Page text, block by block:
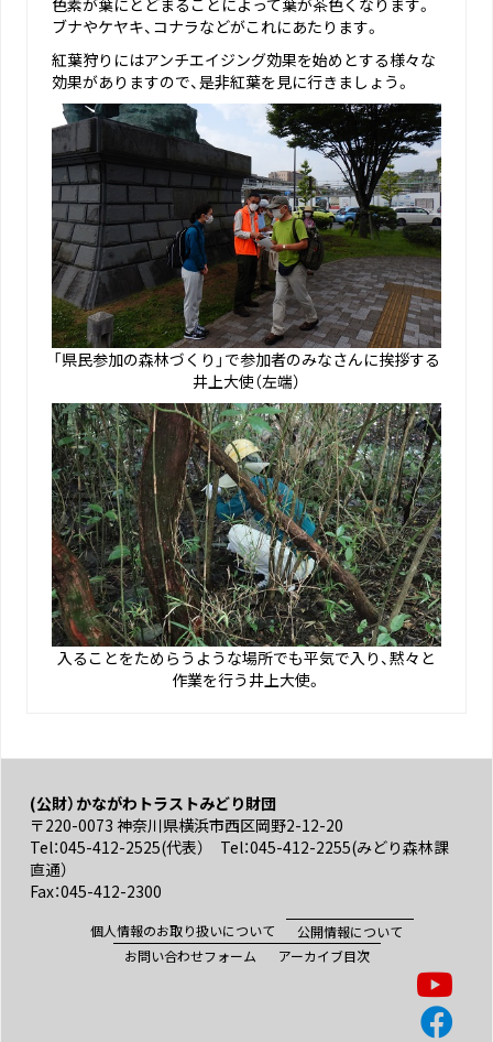
ブナやケヤキ、コナラなどがこれにあたります。
紅葉狩りにはアンチエイジング効果を始めとする様々な
効果がありますので、是非紅葉を見に行きましょう。
「県民参加の森林づくり」で参加者のみなさんに挨拶する
井上大使（左端）
入ることをためらうような場所でも平気で入り、黙々と
作業を行う井上大使。
(公財）かながわトラストみどり財団
〒220-0073 神奈川県横浜市西区岡野2-12-20
Tel：045-412-2525(代表） Tel：045-412-2255(みどり森林課
直通）
Fax：045-412-2300
個人情報のお取り扱いについて
公開情報について
お問い合わせフォーム
アーカイブ目次